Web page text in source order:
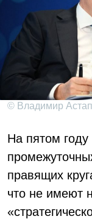
© Владимир
На пятом
правящих
что не имеют